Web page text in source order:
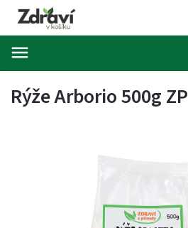
Rýže Arborio 500g ZP